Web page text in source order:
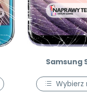
Samsung
Wybierz